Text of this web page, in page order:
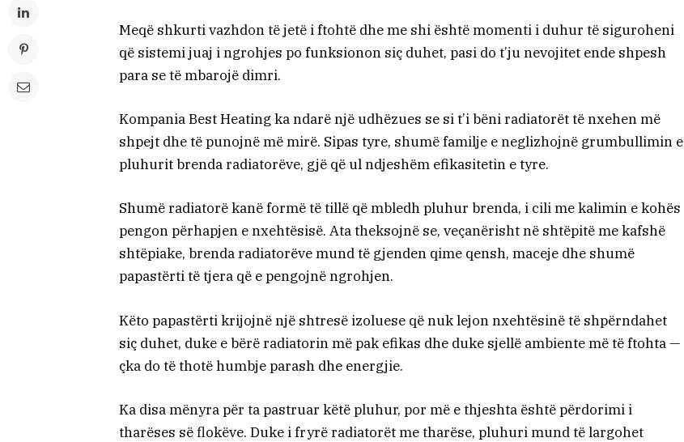
Meqë shkurti vazhdon të jetë i ftohtë dhe me shi është momenti i duhur të siguroheni
që sistemi juaj i ngrohjes po funksionon siç duhet, pasi do t’ju nevojitet ende shpesh
para se të mbarojë dimri.
Kompania Best Heating ka ndarë një udhëzues se si t’i bëni radiatorët të nxehen më
shpejt dhe të punojnë më mirë. Sipas tyre, shumë familje e neglizhojnë grumbullimin e
pluhurit brenda radiatorëve, gjë që ul ndjeshëm efikasitetin e tyre.
Shumë radiatorë kanë formë të tillë që mbledh pluhur brenda, i cili me kalimin e kohës
pengon përhapjen e nxehtësisë. Ata theksojnë se, veçanërisht në shtëpitë me kafshë
shtëpiake, brenda radiatorëve mund të gjenden qime qensh, maceje dhe shumë
papastërti të tjera që e pengojnë ngrohjen.
Këto papastërti krijojnë një shtresë izoluese që nuk lejon nxehtësinë të shpërndahet
siç duhet, duke e bërë radiatorin më pak efikas dhe duke sjellë ambiente më të ftohta —
çka do të thotë humbje parash dhe energjie.
Ka disa mënyra për ta pastruar këtë pluhur, por më e thjeshta është përdorimi i
tharëses së flokëve. Duke i fryrë radiatorët me tharëse, pluhuri mund të largohet